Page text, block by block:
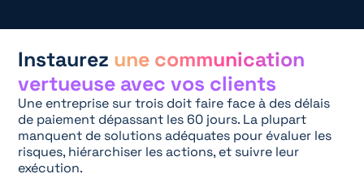
Instaurez une communication
vertueuse avec vos clients
Une entreprise sur trois doit faire face à des délais
de paiement dépassant les 60 jours. La plupart
manquent de solutions adéquates pour évaluer les
risques, hiérarchiser les actions, et suivre leur
exécution.